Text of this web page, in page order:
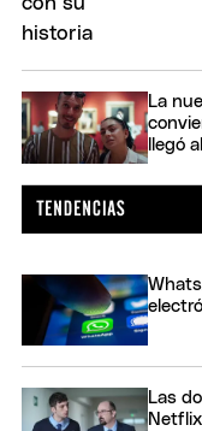
La
llegó
Las